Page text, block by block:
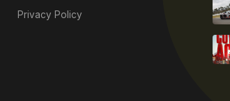
Privacy Policy